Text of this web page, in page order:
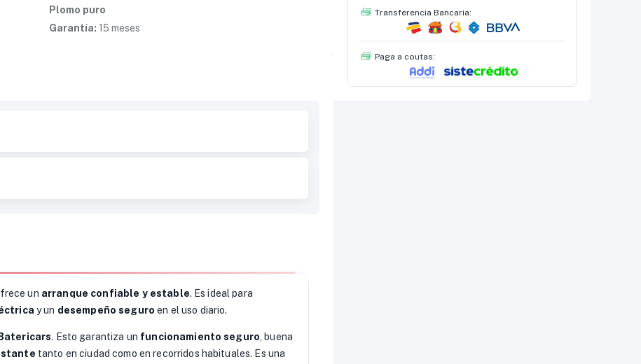
Plomo puro
Garantía:15 meses
un arranque confiable y estable. Es ideal para
y un desempeño seguro en el uso diario.
. Esto garantiza un funcionamiento seguro , buena
tanto en ciudad como en recorridos habituales. Es una
Transferencia Bancaria:
Paga a coutas: